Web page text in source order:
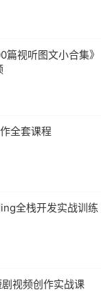
篇视听图文小合集》
全套课程
全栈开发实战训练
剧视频创作实战课